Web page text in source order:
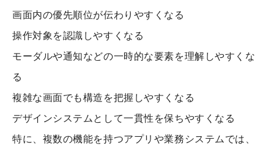
画面内の優先順位が伝わりやすくなる
操作対象を認識しやすくなる
モーダルや通知などの一時的な要素を理解しやすくな
る
複雑な画面でも構造を把握しやすくなる
デザインシステムとして一貫性を保ちやすくなる
特に、複数の機能を持つアプリや業務システムでは、